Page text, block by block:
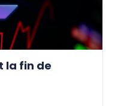
la fin de